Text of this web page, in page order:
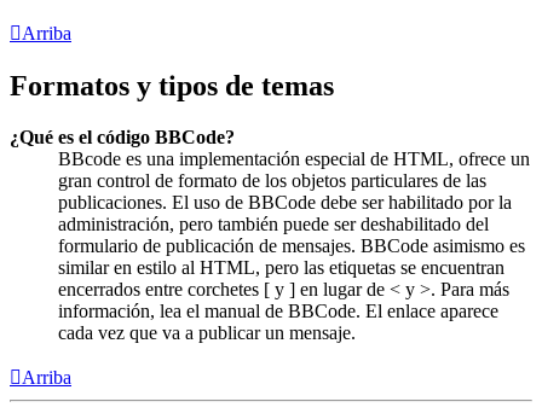
Arriba
Formatos y tipos de temas
¿Qué es el código BBCode?
BBcode es una implementación especial de HTML, ofrece un
gran control de formato de los objetos particulares de las
publicaciones. El uso de BBCode debe ser habilitado por la
administración, pero también puede ser deshabilitado del
formulario de publicación de mensajes. BBCode asimismo es
similar en estilo al HTML, pero las etiquetas se encuentran
encerrados entre corchetes [ y ] en lugar de < y >. Para más
información, lea el manual de BBCode. El enlace aparece
cada vez que va a publicar un mensaje.
Arriba